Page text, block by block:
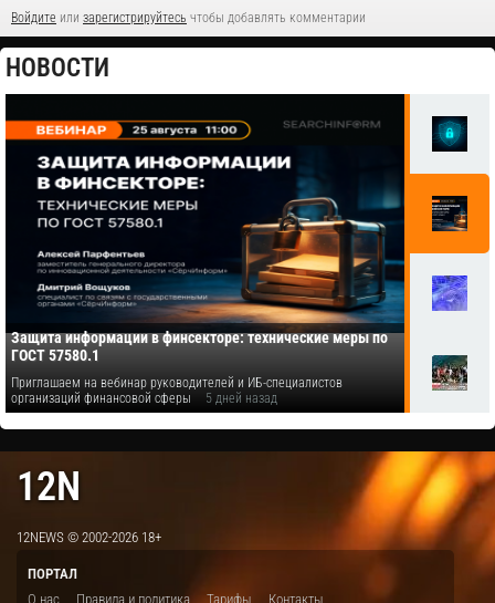
Войдите или зарегистрируйтесь чтобы добавлять комментарии
НОВОСТИ
Защита информации в финсекторе: технические меры по
ГОСТ 57580.1
Приглашаем на вебинар руководителей и ИБ-специалистов
организаций финансовой сферы
5 дней назад
12N
12NEWS © 2002-2026 18+
ПОРТАЛ
О нас
Правила и политика Тарифы Контакты